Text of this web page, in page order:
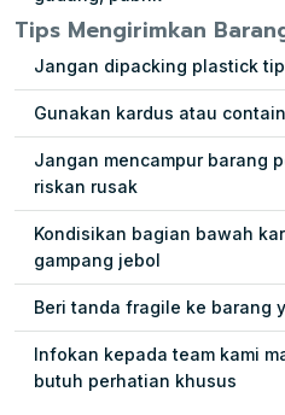
Tips Mengirimkan
Jangan dipacking plastick
Gunakan kardus atau
Jangan mencampur barang
riskan rusak
Kondisikan bagian bawah
gampang jebol
Beri tanda fragile ke barang
Infokan kepada team kami
butuh perhatian khusus